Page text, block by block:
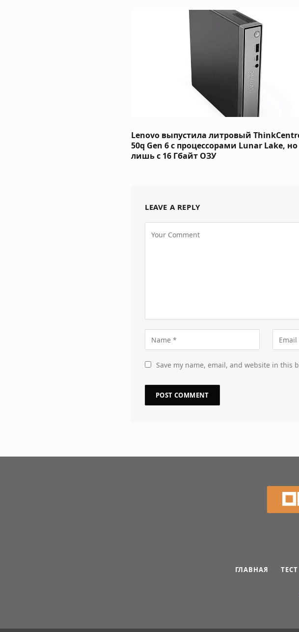
Lenovo выпустила литровый
50q Gen 6 с процессорами Lunar Lake, но
лишь с 16 Гбайт ОЗУ
LEAVE A REPLY
Save my name, email, and website in this
ГЛАВНАЯ